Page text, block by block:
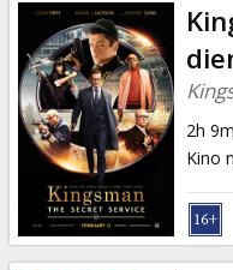
2h
Kino